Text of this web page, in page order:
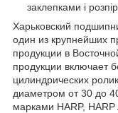
заклепками і
Харьковский
один из крупнейших
продукции в
продукции включает
цилиндрических
диаметром от 30 до
марками HARP, HARP